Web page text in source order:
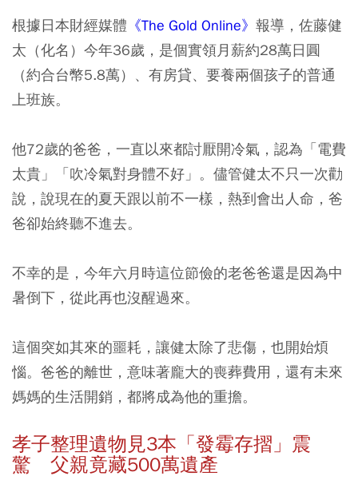
根據日本財經媒體 《The Gold Online》 報導，佐藤健
太（化名）今年36歲，是個實領月薪約28萬日圓
（約合台幣5.8萬）、有房貸、要養兩個孩子的普通
上班族。
他72歲的爸爸，一直以來都討厭開冷氣，認為「電費
太貴」「吹冷氣對身體不好」。儘管健太不只一次勸
說，說現在的夏天跟以前不一樣，熱到會出人命，爸
爸卻始終聽不進去。
不幸的是，今年六月時這位節儉的老爸爸還是因為中
暑倒下，從此再也沒醒過來。
這個突如其來的噩耗，讓健太除了悲傷，也開始煩
惱。爸爸的離世，意味著龐大的喪葬費用，還有未來
媽媽的生活開銷，都將成為他的重擔。
孝子整理遺物見3本「發霉存摺」震
驚 父親竟藏500萬遺產